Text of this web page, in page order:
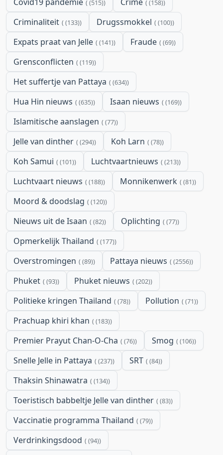
(515) (158)
Criminaliteit (133) Drugssmokkel (100)
Expats praat van Jelle (141) Fraude (69)
Grensconflicten (119)
Het suffertje van Pattaya (634)
Hua Hin nieuws (635) Isaan nieuws (169)
Islamitische aanslagen (77)
Jelle van dinther (294) Koh Larn (78)
Koh Samui (101) Luchtvaartnieuws (213)
Luchtvaart nieuws (188) Monnikenwerk (81)
Moord & doodslag (120)
Nieuws uit de Isaan (82) Oplichting (77)
Opmerkelijk Thailand (177)
Overstromingen (89) Pattaya nieuws (2556)
Phuket (93) Phuket nieuws (202)
Politieke kringen Thailand (78) Pollution (71)
Prachuap khiri khan (183)
Premier Prayut Chan-O-Cha (76) Smog (106)
Snelle Jelle in Pattaya (237) SRT (84)
Thaksin Shinawatra (134)
Toeristisch babbeltje Jelle van dinther (83)
Vaccinatie programma Thailand (79)
Verdrinkingsdood (94)